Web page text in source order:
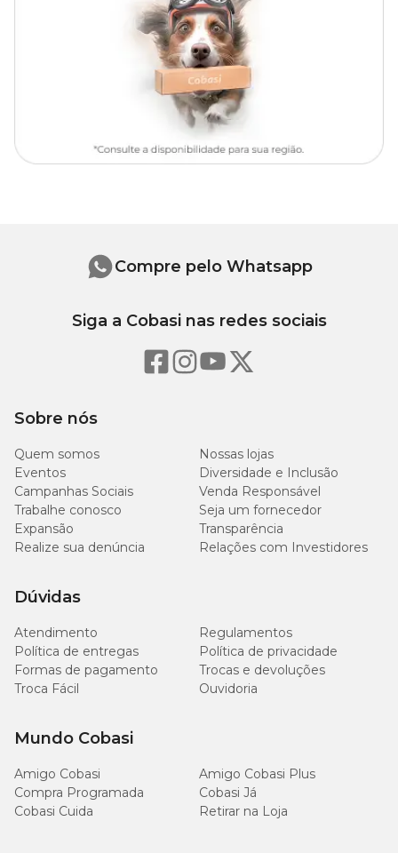
física da Cobasi. Aqui você encontra tudo o que você precisa para
seu jardim. Aproveite e compre aPhilodendron Micans
imperdível!
Pode ser duas vezes por semana, mas sempre faça o teste do toque
para ver se a terra está seca.
Se ainda estiver úmido, o ideal é esperar mais um pouco antes de
Em ambientes internos, se desenvolvem melhor com luz indireta.
locais com luz difusa.
fibras na composição.
Uma boa dica é colocar fibras de coco ou casca de pinus na terra,
Adubação
Use um adubo específico para orquídeas, como NPK 20-20-20 ou
10-10-10, a cada 15 dias na primavera e verão (época de
Para estimular a floração, alterne com um adubo NPK 10-30-20.
raízes para evitar queimaduras.
Poda
Sobre nós
Quem somos
Nossas lojas
Eventos
Diversidade e Inclusão
Campanhas Sociais
Venda Responsável
Trabalhe conosco
Seja um fornecedor
Expansão
Transparência
Realize sua denúncia
Relações com Investidores
Dúvidas
Atendimento
Regulamentos
Política de entregas
Política de privacidade
Formas de pagamento
Trocas e devoluções
Troca Fácil
Ouvidoria
Mundo Cobasi
Amigo Cobasi
Amigo Cobasi Plus
Compra Programada
Cobasi Já
Cobasi Cuida
Retirar na Loja
Compre pelo Whatsapp
Siga a Cobasi nas redes sociais